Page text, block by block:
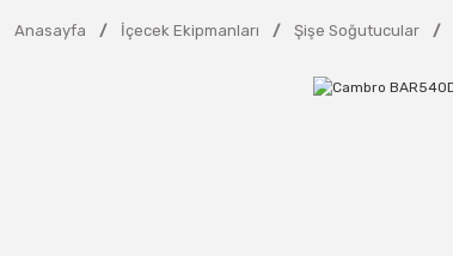
Anasayfa İçecek Ekipmanları Şişe Soğutucular